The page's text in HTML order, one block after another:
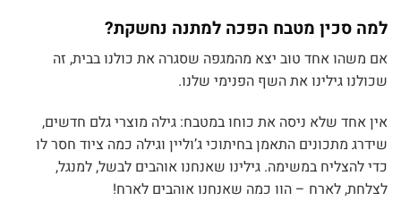
למה סכין מטבח הפכה למתנה נחשקת?
אם משהו אחד טוב יצא מהמגפה שסגרה את כולנו בבית, זה
שכולנו גילינו את השף הפנימי שלנו.
אין אחד שלא ניסה את כוחו במטבח: גילה מוצרי גלם חדשים,
שידרג מתכונים התאמן בחיתוכי ג’וליין וגילה כמה ציוד חסר לו
כדי להצליח במשימה. גילינו שאנחנו אוהבים לבשל, למנגל,
לצלחת, לארח – הוו כמה שאנחנו אוהבים לארח!